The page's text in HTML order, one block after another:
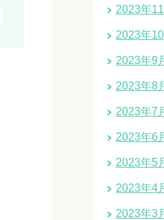
2023年11
2023年10
2023年9
2023年8
2023年7
2023年6
2023年5
2023年4
2023年3